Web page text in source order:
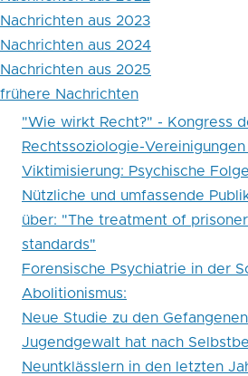
-
Nachrichten aus 2023
Nachrichten aus 2024
Nachrichten aus 2025
frühere Nachrichten
"Wie wirkt Recht?" - Kongress
Rechtssoziologie-Vereinigungen
Viktimisierung: Psychische
Nützliche und umfassende
über: "The treatment of
standards"
Forensische Psychiatrie in der
Abolitionismus:
Neue Studie zu den
Jugendgewalt hat nach
Neuntklässlern in den letzten